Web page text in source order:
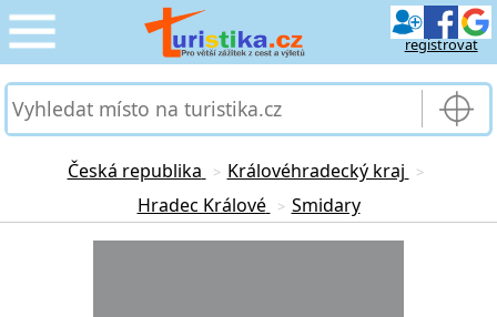
registrovat
CESTOVÁNÍ
SLUŽBY & DOPRAVA
PRO TURISTY ›
Česká republika > Královéhradecký kraj >
Hradec Králové > Smidary